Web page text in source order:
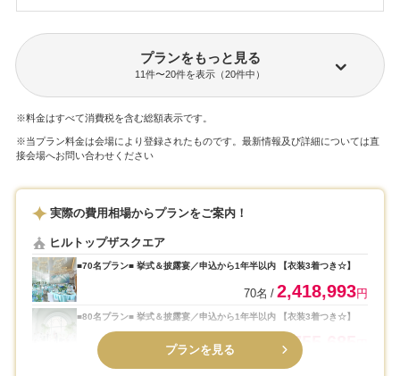
プランをもっと見る
11件〜20件を表示（20件中）
※料金はすべて消費税を含む総額表示です。
※当プラン料金は会場により登録されたものです。最新情報及び詳細については直
接会場へお問い合わせください
実際の費用相場からプランをご案内！
ヒルトップザスクエア
■70名プラン■ 挙式＆披露宴／申込から1年半以内 【衣装3着つき☆】
70名 2,418,993円
■80名プラン■ 挙式＆披露宴／申込から1年半以内 【衣装3着つき☆】
2,755,685
プランを見る